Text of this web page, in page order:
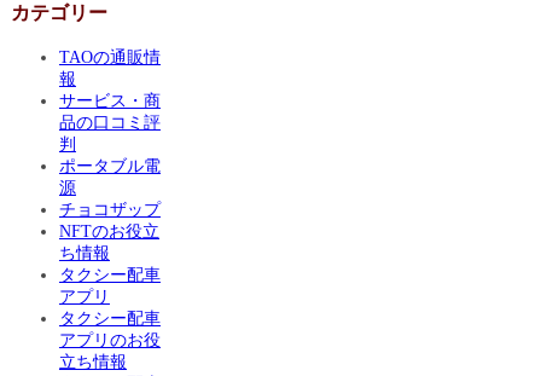
カテゴリー
TAOの通販情
報
サービス・商
品の口コミ評
判
ポータブル電
源
チョコザップ
NFTのお役立
ち情報
タクシー配車
アプリ
タクシー配車
アプリのお役
立ち情報